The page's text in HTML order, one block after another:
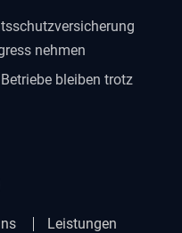
nehmen
bleiben trotz
Leistungen